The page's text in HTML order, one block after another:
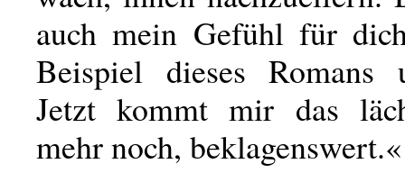
auch mein Gefühl für
Beispiel dieses Romans
Jetzt kommt mir das
mehr noch, beklagenswert.«